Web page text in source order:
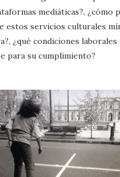
mediáticas?, ¿cómo
estos servicios culturales
¿qué condiciones laborales
para su cumplimiento?